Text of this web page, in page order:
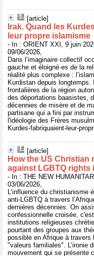
[article]
Irak. Quand les
leur propre islamisme
- In : ORIENT XXI, 9 juin
09/06/2026,
Dans l’imaginaire collectif
gauche et éloigné·es de la
réalité plus complexe :
Kurdistan depuis
frontalières de la région
des déportations baasistes,
décennies de misère et de
partisane qui a fini par
l'idéologie des Frères
Kurdes-fabriquaient-leur-
[article]
How the US
against LGBTQ rights
- In : THE NEW
03/06/2026,
L’influence du christianisme
anti-LGBTQ à travers
dernières décennies. On
confessionnelle croisée,
institutions religieuses
pourtant des groupes aux
possible en Afrique à travers
"valeurs familiales". L’ironie
mouvement qui se présente